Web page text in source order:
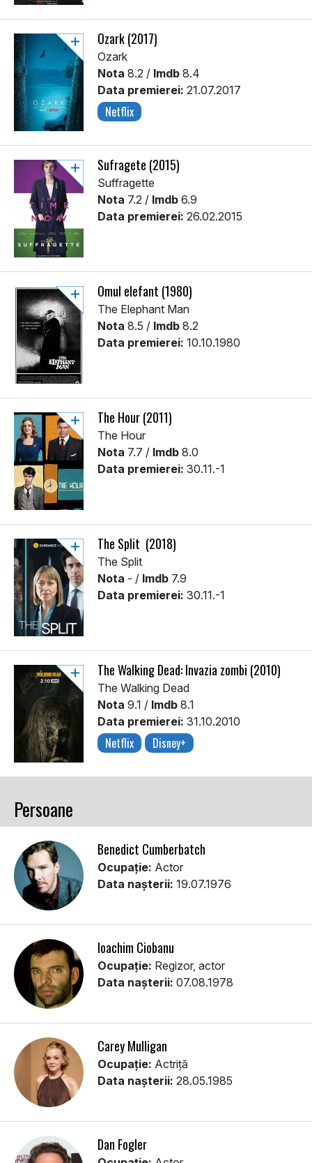
Ozark (2017)
Ozark
Nota 8.2 / Imdb 8.4
Data premierei: 21.07.2017
Netflix
Sufragete (2015)
Suffragette
Nota 7.2 / Imdb 6.9
Data premierei: 26.02.2015
Omul elefant (1980)
The Elephant Man
Nota 8.5 / Imdb 8.2
Data premierei: 10.10.1980
The Hour (2011)
The Hour
Nota 7.7 / Imdb 8.0
Data premierei: 30.11.-1
The Split (2018)
The Split
Nota - / Imdb 7.9
Data premierei: 30.11.-1
The Walking Dead: Invazia zombi (2010)
The Walking Dead
Nota 9.1 / Imdb 8.1
Data premierei: 31.10.2010
Netflix Disney+
Persoane
Benedict Cumberbatch
Ocupație: Actor
Data nașterii: 19.07.1976
Ioachim Ciobanu
Ocupație: Regizor, actor
Data nașterii: 07.08.1978
Carey Mulligan
Ocupație: Actriță
Data nașterii: 28.05.1985
Dan Fogler